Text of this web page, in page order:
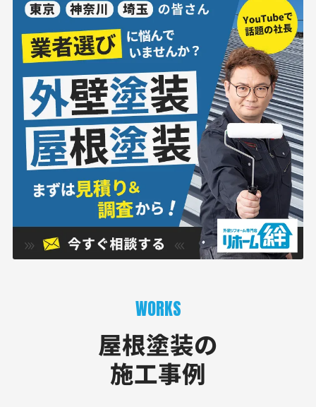
WORKS
屋根塗装の
施工事例